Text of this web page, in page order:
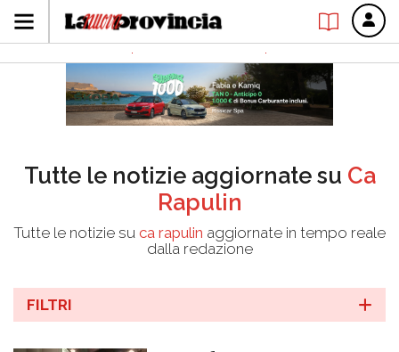
Tutte le notizie aggiornate su Ca
Rapulin
Tutte le notizie su ca rapulin aggiornate in tempo reale
dalla redazione
FILTRI